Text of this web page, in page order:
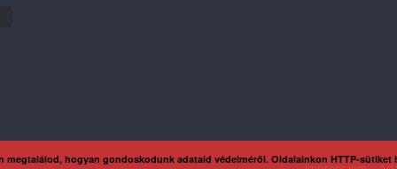
megtalálod, hogyan gondoskodunk adataid védelméről. Oldalainkon HTTP-